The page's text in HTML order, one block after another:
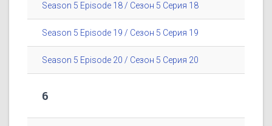
Season 5 Episode 18 / Сезон 5 Серия 18
Season 5 Episode 19 / Сезон 5 Серия 19
Season 5 Episode 20 / Сезон 5 Серия 20
6